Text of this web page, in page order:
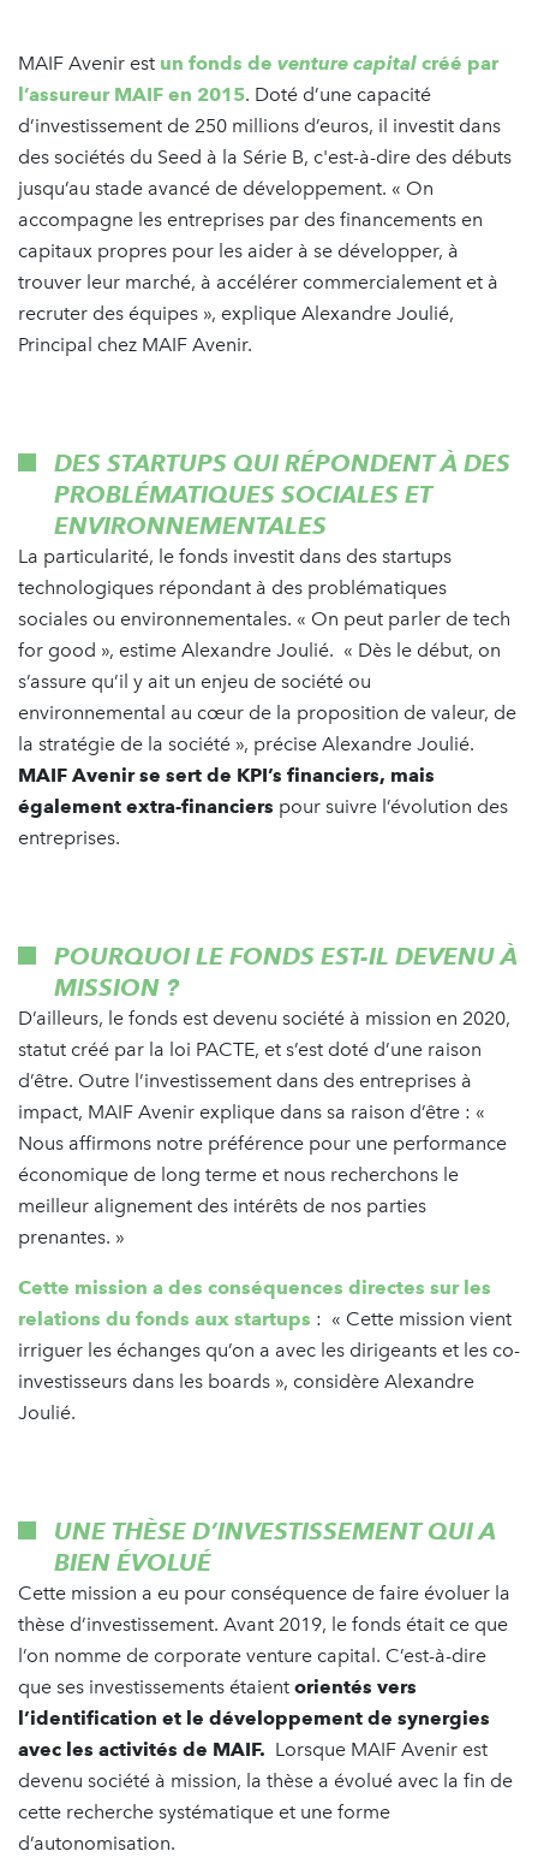
MAIF Avenir est un fonds de venture capital créé par
l’assureur MAIF en 2015. Doté d’une capacité
d’investissement de 250 millions d’euros, il investit dans
des sociétés du Seed à la Série B, c'est-à-dire des débuts
jusqu’au stade avancé de développement. « On
accompagne les entreprises par des financements en
capitaux propres pour les aider à se développer, à
trouver leur marché, à accélérer commercialement et à
recruter des équipes », explique Alexandre Joulié,
Principal chez MAIF Avenir.
DES STARTUPS QUI RÉPONDENT À DES
PROBLÉMATIQUES SOCIALES ET
ENVIRONNEMENTALES
La particularité, le fonds investit dans des startups
technologiques répondant à des problématiques
sociales ou environnementales. « On peut parler de tech
for good », estime Alexandre Joulié. « Dès le début, on
s’assure qu’il y ait un enjeu de société ou
environnemental au cœur de la proposition de valeur, de
la stratégie de la société », précise Alexandre Joulié.
MAIF Avenir se sert de KPI’s financiers, mais
également extra-financiers pour suivre l’évolution des
entreprises.
POURQUOI LE FONDS EST-IL DEVENU À
MISSION ?
D’ailleurs, le fonds est devenu société à mission en 2020,
statut créé par la loi PACTE, et s’est doté d’une raison
d’être. Outre l’investissement dans des entreprises à
impact, MAIF Avenir explique dans sa raison d’être : «
Nous affirmons notre préférence pour une performance
économique de long terme et nous recherchons le
meilleur alignement des intérêts de nos parties
prenantes. »
Cette mission a des conséquences directes sur les
relations du fonds aux startups : « Cette mission vient
irriguer les échanges qu’on a avec les dirigeants et les co-
investisseurs dans les boards », considère Alexandre
Joulié.
UNE THÈSE D’INVESTISSEMENT QUI A
BIEN ÉVOLUÉ
Cette mission a eu pour conséquence de faire évoluer la
thèse d’investissement. Avant 2019, le fonds était ce que
l’on nomme de corporate venture capital. C’est-à-dire
que ses investissements étaient orientés vers
l’identification et le développement de synergies
avec les activités de MAIF. Lorsque MAIF Avenir est
devenu société à mission, la thèse a évolué avec la fin de
cette recherche systématique et une forme
d’autonomisation.